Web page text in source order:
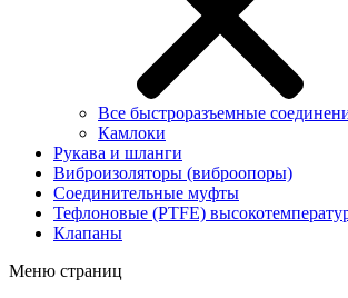
Все быстроразъемные
Камлоки
Рукава и шланги
Виброизоляторы (виброопоры)
Соединительные муфты
Тефлоновые (PTFE)
Клапаны
Меню страниц